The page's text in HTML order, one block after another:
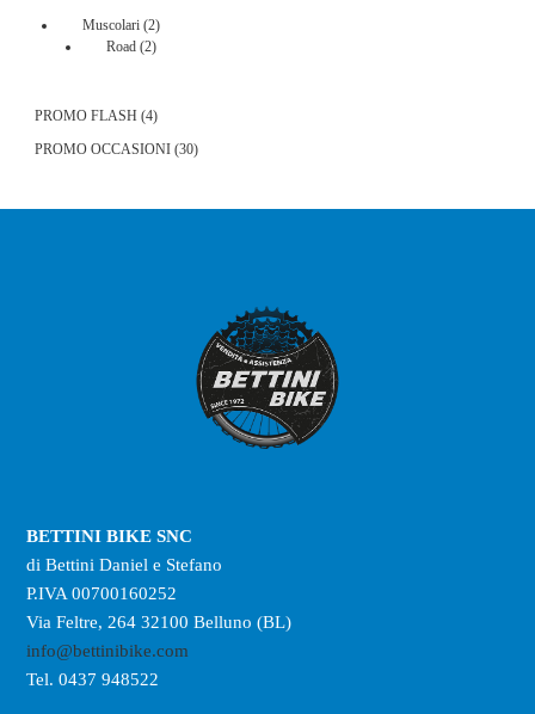
Muscolari 22
prodotti
Road 22
PROMO FLASH 44
PROMO OCCASIONI 3030
BETTINI BIKE SNC
di Bettini Daniel e Stefano
P.IVA 00700160252
Via Feltre, 264 32100 Belluno (BL)
info@bettinibike.com
Tel. 0437 948522